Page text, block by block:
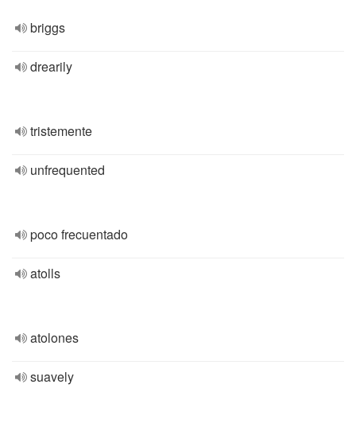
briggs
drearily
tristemente
unfrequented
poco frecuentado
atolls
atolones
suavely